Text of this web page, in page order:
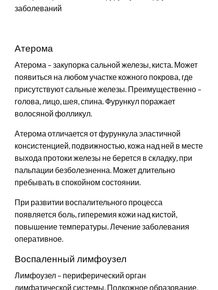
Атерома
Атерома – закупорка сальной железы, киста. Может
появиться на любом участке кожного покрова, где
присутствуют сальные железы. Преимущественно –
голова, лицо, шея, спина. Фурункул поражает
волосяной фолликул.
Атерома отличается от фурункула эластичной
консистенцией, подвижностью, кожа над ней в месте
выхода протоки железы не берется в складку, при
пальпации безболезненна. Может длительно
пребывать в спокойном состоянии.
При развитии воспалительного процесса
появляется боль, гиперемия кожи над кистой,
повышение температуры. Лечение заболевания
оперативное.
Воспаленный лимфоузел
Лимфоузел – периферический орган
лимфатической системы. Подкожное образование,